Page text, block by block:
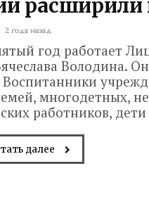
расширили
2 года назад
год работает
Володина.
многодетных,
работников, дети
далее